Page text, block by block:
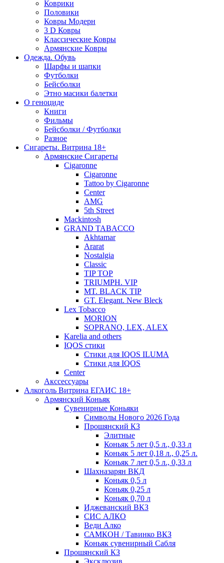
Коврики
Половики
Ковры Модерн
3 D Ковры
Классические Ковры
Армянские Ковры
Одежда. Обувь
Шарфы и шапки
Футболки
Бейсболки
Этно масики балетки
О геноциде
Книги
Фильмы
Бейсболки / Футболки
Разное
Сигареты. Витрина 18+
Армянские Сигареты
Cigaronne
Cigaronne
Tattoo by Cigaronne
Center
AMG
5th Street
Mackintosh
GRAND TABACCO
Akhtamar
Ararat
Nostalgia
Classic
TIP TOP
TRIUMPH. VIP
MT. BLACK TIP
GT. Elegant. New Bleck
Lex Tobacco
MORION
SOPRANO, LEX, ALEX
Karelia and others
IQOS стики
Стики для IQOS ILUMA
Стики для IQOS
Сenter
Акссессуары
Алкоголь Витрина ЕГАИС 18+
Армянский Коньяк
Сувенирные Коньяки
Символы Нового 2026 Года
Прошянский КЗ
Элитные
Коньяк 5 лет 0,5 л., 0,33 л
Коньяк 5 лет 0,18 л., 0,25 л.
Коньяк 7 лет 0,5 л., 0,33 л
Шахназарян ВКД
Коньяк 0,5 л
Коньяк 0,25 л
Коньяк 0,70 л
Иджеванский ВКЗ
СИС АЛКО
Веди Алко
САМКОН / Тавинко ВКЗ
Коньяк сувенирный Сабля
Прошянский КЗ
Эксклюзив